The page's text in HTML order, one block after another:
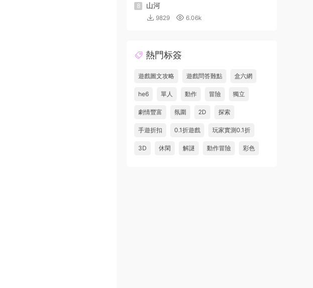
8 山河
9829 6.06k
熱門标簽
遊戲圖文攻略 遊戲問答難點 盒六網
he6 單人 動作 冒險 獨立
劇情豐富 氛圍 2D 探索
手遊折扣 0.1折遊戲 玩家實測0.1折
3D 休閑 解謎 動作冒險 彩色